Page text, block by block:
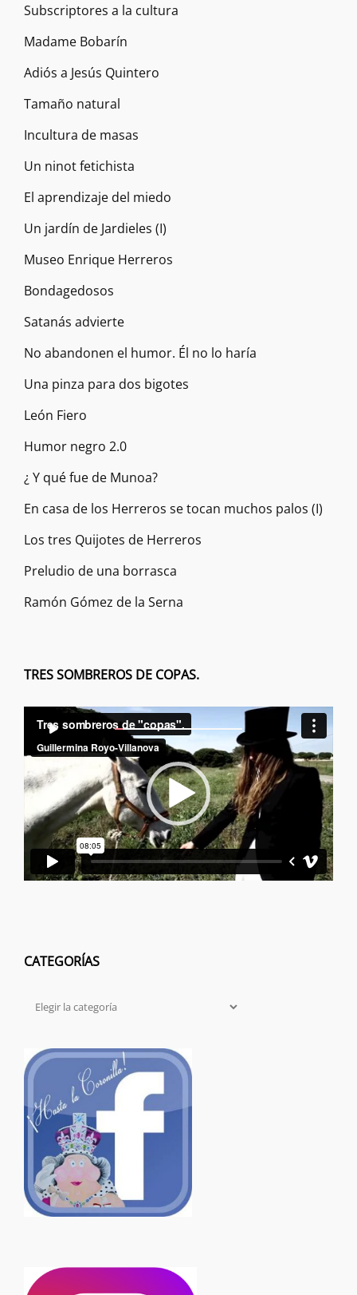
Subscriptores a la cultura
Madame Bobarín
Adiós a Jesús Quintero
Tamaño natural
Incultura de masas
Un ninot fetichista
El aprendizaje del miedo
Un jardín de Jardieles (I)
Museo Enrique Herreros
Bondagedosos
Satanás advierte
No abandonen el humor. Él no lo haría
Una pinza para dos bigotes
León Fiero
Humor negro 2.0
¿ Y qué fue de Munoa?
En casa de los Herreros se tocan muchos palos (I)
Los tres Quijotes de Herreros
Preludio de una borrasca
Ramón Gómez de la Serna
TRES SOMBREROS DE COPAS.
Reproductor
vídeo
00:00
CATEGORÍAS
Categorías